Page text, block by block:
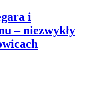
i
– niezwykły